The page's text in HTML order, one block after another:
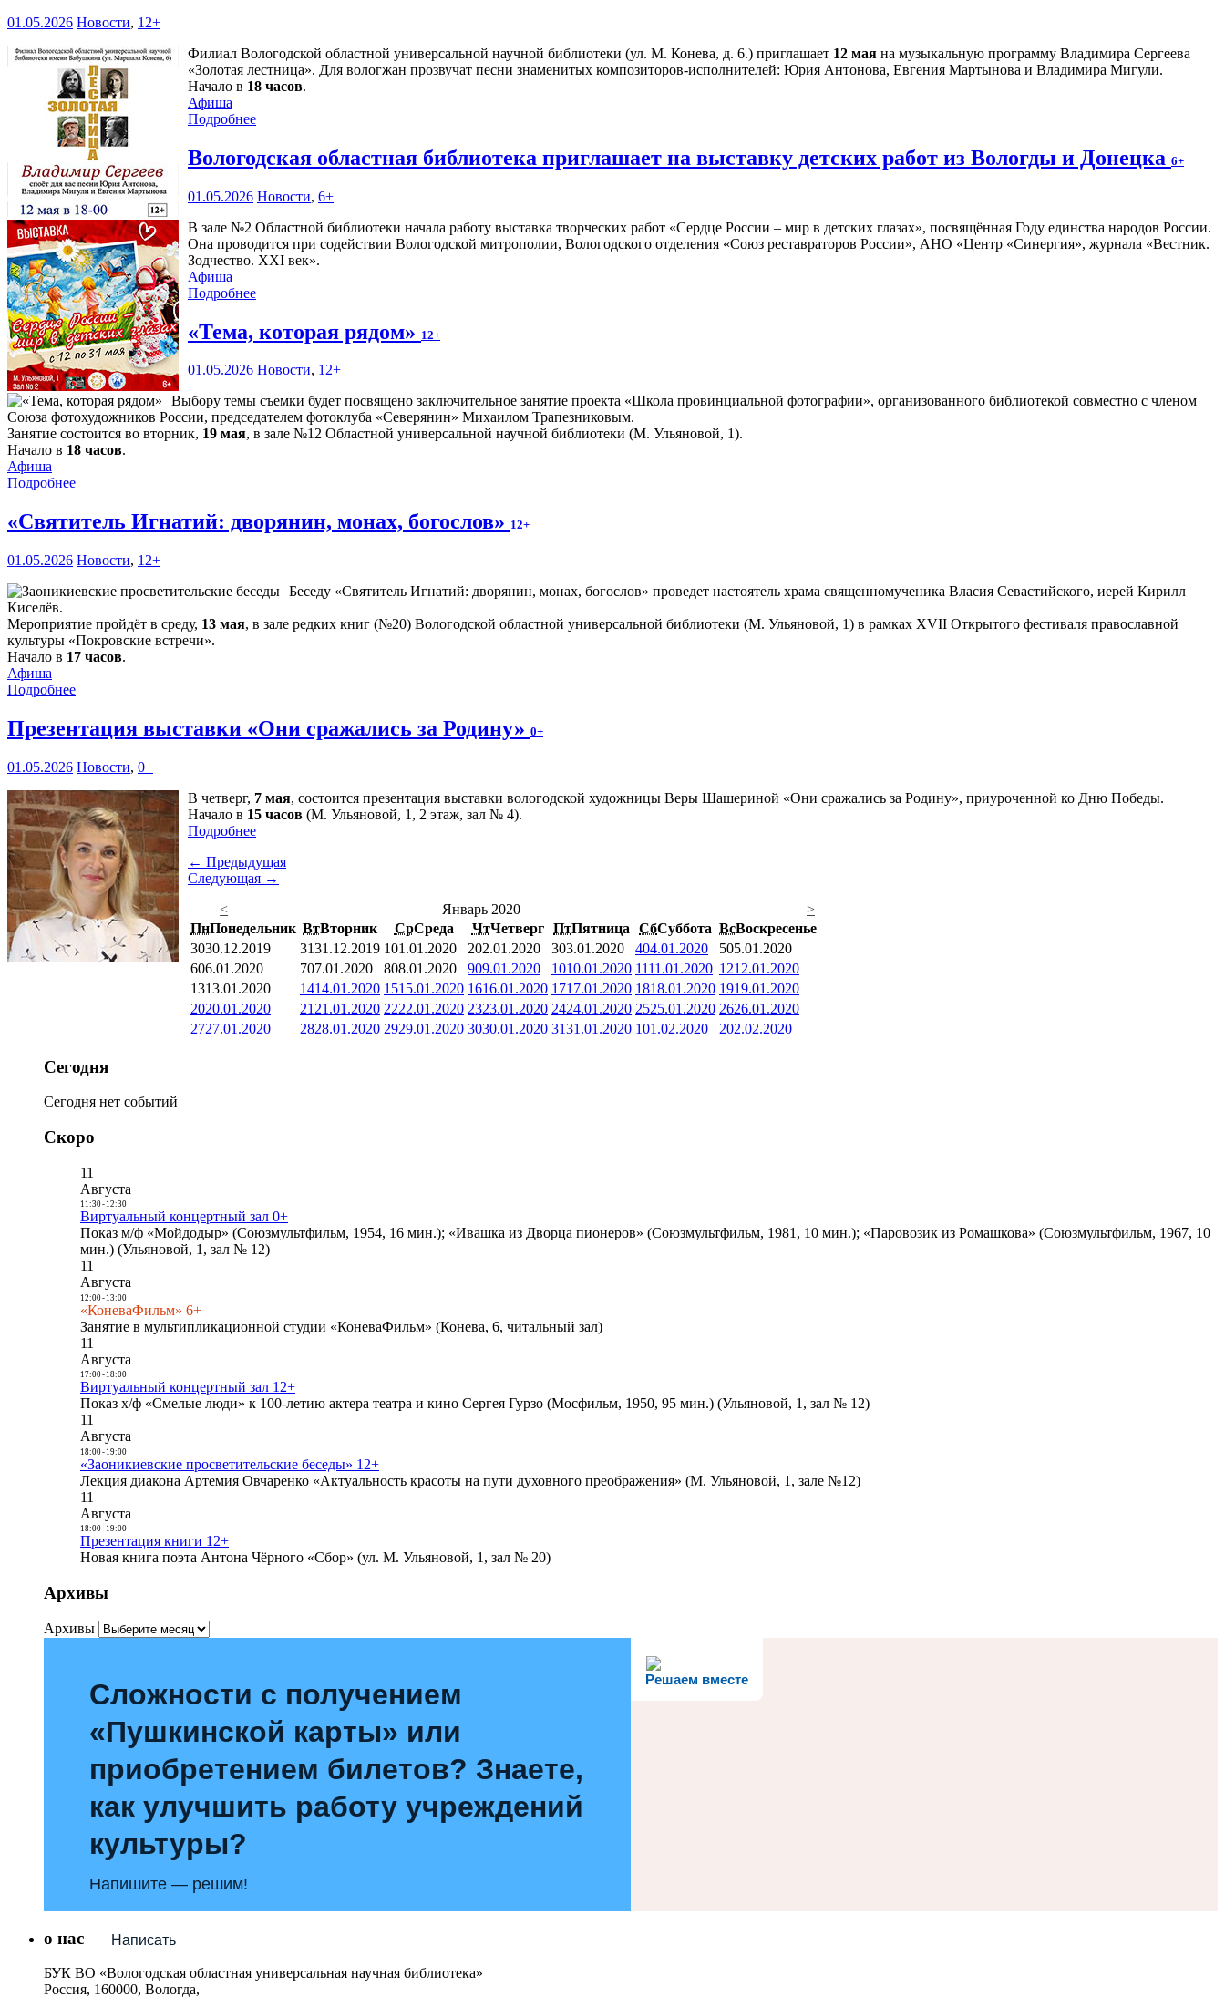
01.05.2026 Новости, 12+
Филиал Вологодской областной универсальной научной библиотеки (ул. М. Конева, д. 6.) приглашает 12 мая на музыкальную программу Владимира Сергеева
«Золотая лестница». Для вологжан прозвучат песни знаменитых композиторов-исполнителей: Юрия Антонова, Евгения Мартынова и Владимира Мигули.
Начало в 18 часов.
Афиша
Подробнее
Вологодская областная библиотека приглашает на выставку детских работ из Вологды и Донецка 6+
01.05.2026 Новости, 6+
В зале №2 Областной библиотеки начала работу выставка творческих работ «Сердце России – мир в детских глазах», посвящённая Году единства народов России.
Она проводится при содействии Вологодской митрополии, Вологодского отделения «Союз реставраторов России», АНО «Центр «Синергия», журнала «Вестник.
Зодчество. XXI век».
Афиша
Подробнее
«Тема, которая рядом» 12+
01.05.2026 Новости, 12+
Выбору темы съемки будет посвящено заключительное занятие проекта «Школа провинциальной фотографии», организованного библиотекой совместно с членом
Союза фотохудожников России, председателем фотоклуба «Северянин» Михаилом Трапезниковым.
Занятие состоится во вторник, 19 мая, в зале №12 Областной универсальной научной библиотеки (М. Ульяновой, 1).
Начало в 18 часов.
Афиша
Подробнее
«Святитель Игнатий: дворянин, монах, богослов» 12+
01.05.2026 Новости, 12+
Беседу «Святитель Игнатий: дворянин, монах, богослов» проведет настоятель храма священномученика Власия Севастийского, иерей Кирилл
Киселёв.
Мероприятие пройдёт в среду, 13 мая, в зале редких книг (№20) Вологодской областной универсальной библиотеки (М. Ульяновой, 1) в рамках XVII Открытого фестиваля православной
культуры «Покровские встречи».
Начало в 17 часов.
Афиша
Подробнее
Презентация выставки «Они сражались за Родину» 0+
01.05.2026 Новости, 0+
В четверг, 7 мая, состоится презентация выставки вологодской художницы Веры Шашериной «Они сражались за Родину», приуроченной ко Дню Победы.
Начало в 15 часов (М. Ульяновой, 1, 2 этаж, зал № 4).
Подробнее
← Предыдущая
Следующая →
<
Январь 2020
>
ПнПонедельник ВтВторник СрСреда ЧтЧетверг ПтПятница СбСуббота ВсВоскресенье
3030.12.2019 3131.12.2019 101.01.2020 202.01.2020 303.01.2020 404.01.2020 505.01.2020
606.01.2020 707.01.2020 808.01.2020 909.01.2020 1010.01.2020 1111.01.2020 1212.01.2020
1313.01.2020 1414.01.2020 1515.01.2020 1616.01.2020 1717.01.2020 1818.01.2020 1919.01.2020
2020.01.2020 21 21.01.2020 2222.01.2020 2323.01.2020 2424.01.2020 2525.01.2020 2626.01.2020
2727.01.2020 2828.01.2020 2929.01.2020 3030.01.2020 3131.01.2020 101.02.2020 202.02.2020
Сегодня
Сегодня нет событий
Скоро
11
Августа
11:30- 12:30
Виртуальный концертный зал 0+
Показ м/ф «Мойдодыр» (Союзмультфильм, 1954, 16 мин.); «Ивашка из Дворца пионеров» (Союзмультфильм, 1981, 10 мин.); «Паровозик из Ромашкова» (Союзмультфильм, 1967, 10
мин.) (Ульяновой, 1, зал № 12)
11
Августа
12:00- 13:00
«КоневаФильм» 6+
Занятие в мультипликационной студии «КоневаФильм» (Конева, 6, читальный зал)
11
Августа
17:00- 18:00
Виртуальный концертный зал 12+
Показ х/ф «Смелые люди» к 100-летию актера театра и кино Сергея Гурзо (Мосфильм, 1950, 95 мин.) (Ульяновой, 1, зал № 12)
11
Августа
18:00- 19:00
«Заоникиевские просветительские беседы» 12+
Лекция диакона Артемия Овчаренко «Актуальность красоты на пути духовного преображения» (М. Ульяновой, 1, зале №12)
11
Августа
18:00- 19:00
Презентация книги 12+
Новая книга поэта Антона Чёрного «Сбор» (ул. М. Ульяновой, 1, зал № 20)
Архивы
Архивы
Решаем вместе
Сложности с получением
«Пушкинской карты» или
приобретением билетов? Знаете,
как улучшить работу учреждений
культуры?
Напишите — решим!
Написать
о нас
БУК ВО «Вологодская областная универсальная научная библиотека»
Россия, 160000, Вологда,